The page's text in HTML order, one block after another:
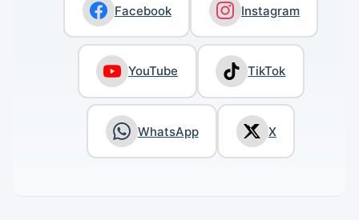
Facebook Instagram
YouTube TikTok
WhatsApp X